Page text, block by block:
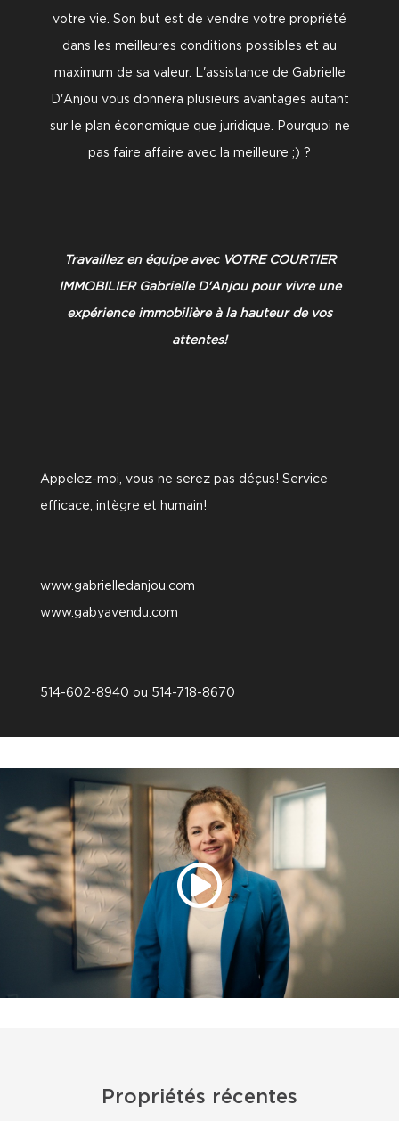
votre vie. Son but est de vendre votre propriété
dans les meilleures conditions possibles et au
maximum de sa valeur. L'assistance de Gabrielle
D'Anjou vous donnera plusieurs avantages autant
sur le plan économique que juridique. Pourquoi ne
pas faire affaire avec la meilleure ;) ?
Travaillez en équipe avec VOTRE COURTIER
IMMOBILIER Gabrielle D'Anjou pour vivre une
expérience immobilière à la hauteur de vos
attentes!
Appelez-moi, vous ne serez pas déçus! Service
efficace, intègre et humain!
www.gabrielledanjou.com
www.gabyavendu.com
514-602-8940 ou 514-718-8670
Propriétés récentes